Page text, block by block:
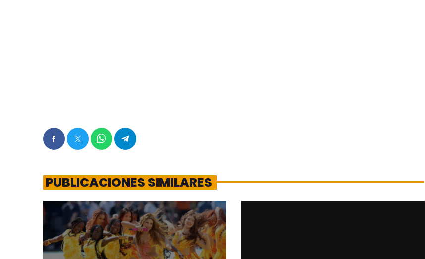
PUBLICACIONES SIMILARES